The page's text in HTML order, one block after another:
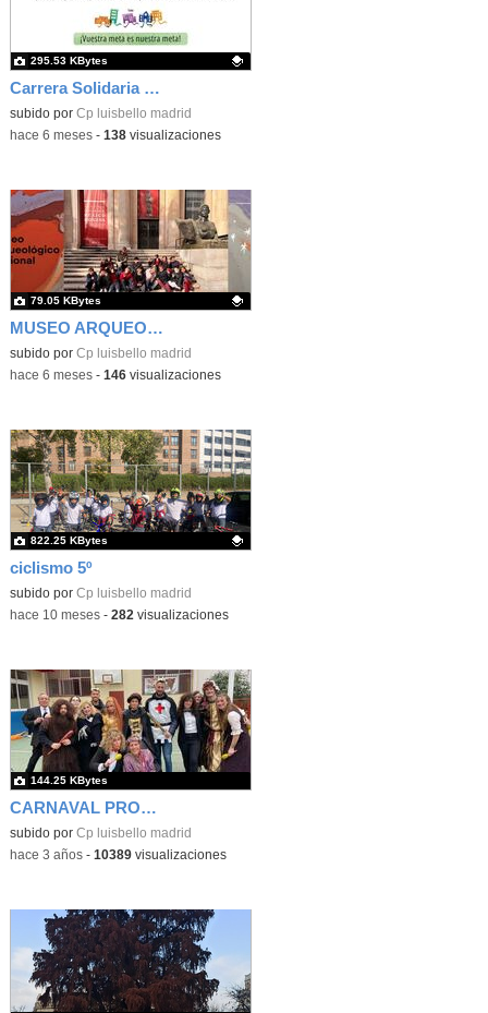
Carrera Solidaria contra la Leucemia Infantil
Contenido educativo.
subido por Cp luisbello madrid
295.53 KBytes
-hace 6 meses- 138visualizaciones
MUSEO ARQUEOLÓGICO NACIONAL
Contenido educativo.
subido por Cp luisbello madrid
79.05 KBytes
-hace 6 meses- 146visualizaciones
ciclismo 5º
Contenido educativo.
subido por Cp luisbello madrid
822.25 KBytes
-hace 10 meses- 282 visualizaciones
CARNAVAL PROFES 2023
subido por Cp luisbello madrid
144.25 KBytes
-hace 3 años- 10389visualizaciones